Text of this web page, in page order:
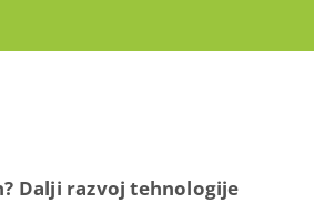
Dalji razvoj tehnologije